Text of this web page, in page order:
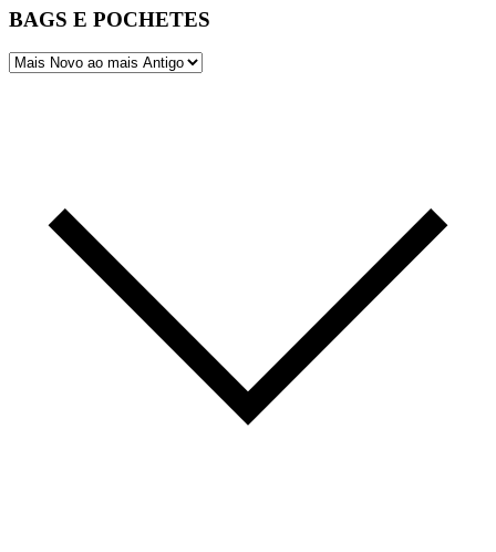
BAGS E POCHETES